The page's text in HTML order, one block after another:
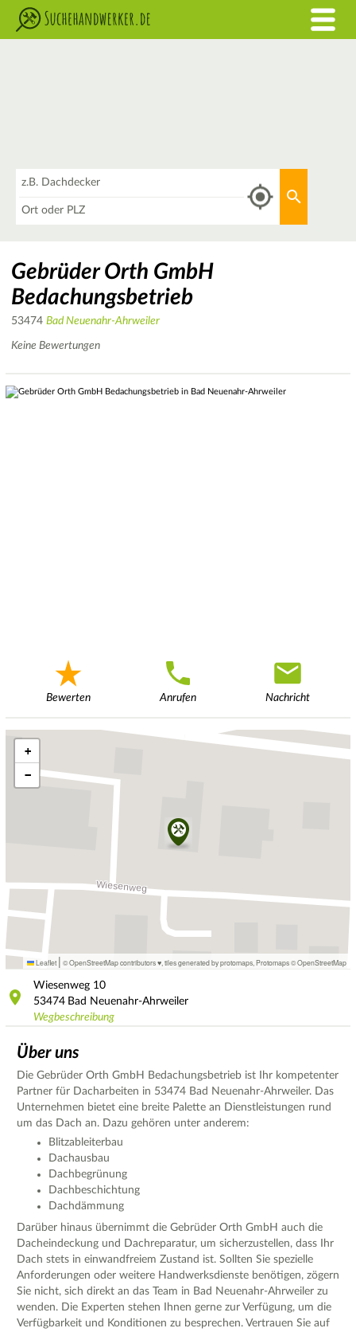
Gebrüder Orth GmbH
Bedachungsbetrieb
53474 Bad Neuenahr-Ahrweiler
Keine Bewertungen
Bewerten Anrufen Nachricht
+
−
Leaflet | © OpenStreetMap contributors ♥, tiles generated by protomaps Protomaps©OpenStreetMap
Wiesenweg 10
53474 Bad Neuenahr-Ahrweiler
Wegbeschreibung
Über uns
Die Gebrüder Orth GmbH Bedachungsbetrieb ist Ihr kompetenter
Partner für Dacharbeiten in 53474 Bad Neuenahr-Ahrweiler. Das
Unternehmen bietet eine breite Palette an Dienstleistungen rund
um das Dach an. Dazu gehören unter anderem:
Blitzableiterbau
Dachausbau
Dachbegrünung
Dachbeschichtung
Dachdämmung
Darüber hinaus übernimmt die Gebrüder Orth GmbH auch die
Dacheindeckung und Dachreparatur, um sicherzustellen, dass Ihr
Dach stets in einwandfreiem Zustand ist. Sollten Sie spezielle
Anforderungen oder weitere Handwerksdienste benötigen, zögern
Sie nicht, sich direkt an das Team in Bad Neuenahr-Ahrweiler zu
wenden. Die Experten stehen Ihnen gerne zur Verfügung, um die
Verfügbarkeit und Konditionen zu besprechen. Vertrauen Sie auf